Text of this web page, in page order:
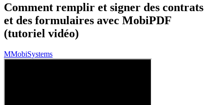
Comment remplir et signer des contrats
et des formulaires avec MobiPDF
(tutoriel vidéo)
MMobiSystems